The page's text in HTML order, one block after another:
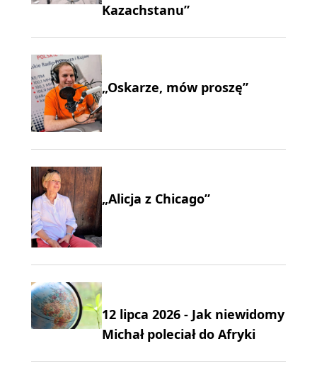
Kazachstanu”
„Oskarze, mów proszę”
„Alicja z Chicago”
12 lipca 2026 - Jak niewidomy
Michał poleciał do Afryki